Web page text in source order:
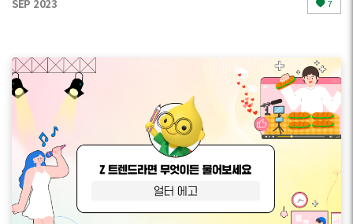
SEP 2023 7